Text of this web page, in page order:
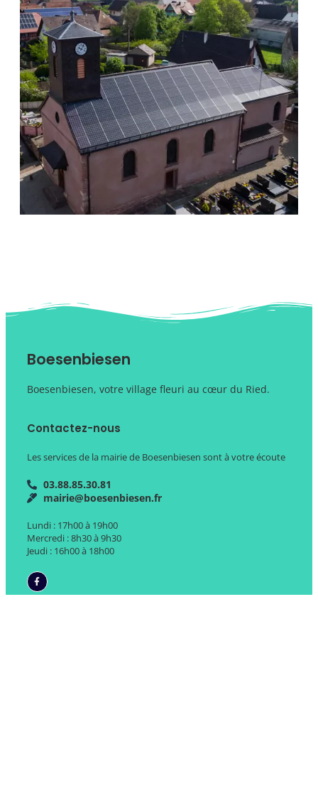
Boesenbiesen
Boesenbiesen, votre village fleuri au cœur du Ried.
Contactez-nous
Les services de la mairie de Boesenbiesen sont à votre écoute
03.88.85.30.81
mairie@boesenbiesen.fr
Lundi : 17h00 à 19h00
Mercredi : 8h30 à 9h30
Jeudi : 16h00 à 18h00